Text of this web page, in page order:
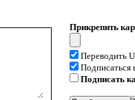
Прикрепить
Переводить
Подписаться
Подписать